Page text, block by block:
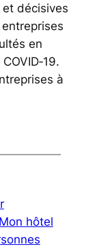
décisives
en
à
hôtel